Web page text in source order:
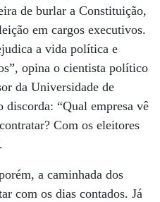
de burlar a Constituição,
em cargos executivos.
a vida política e
opina o cientista político
da Universidade de
“Qual empresa vê
Com os eleitores
a caminhada dos
com os dias contados. Já